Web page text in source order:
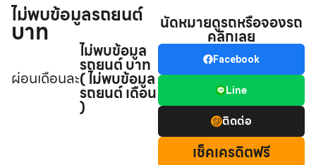
ไม่พบข้อมูลรถยนต์
บาท
ผ่อนเดือนละ
ไม่พบข้อมูล
รถยนต์ บาท
( ไม่พบข้อมูล
รถยนต์ เดือน
)
นัดหมายดูรถหรือจองรถ
คลิกเลย
Facebook
Line
ติดต่อ
เช็คเครดิตฟรี